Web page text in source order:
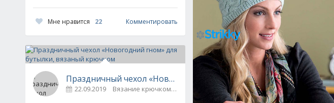
Мне нравится 22 Комментировать
Праздничный чехол «Новогодний гном» для бутылки, вязаный
22.09.2019 Вязание крючком для дома 0